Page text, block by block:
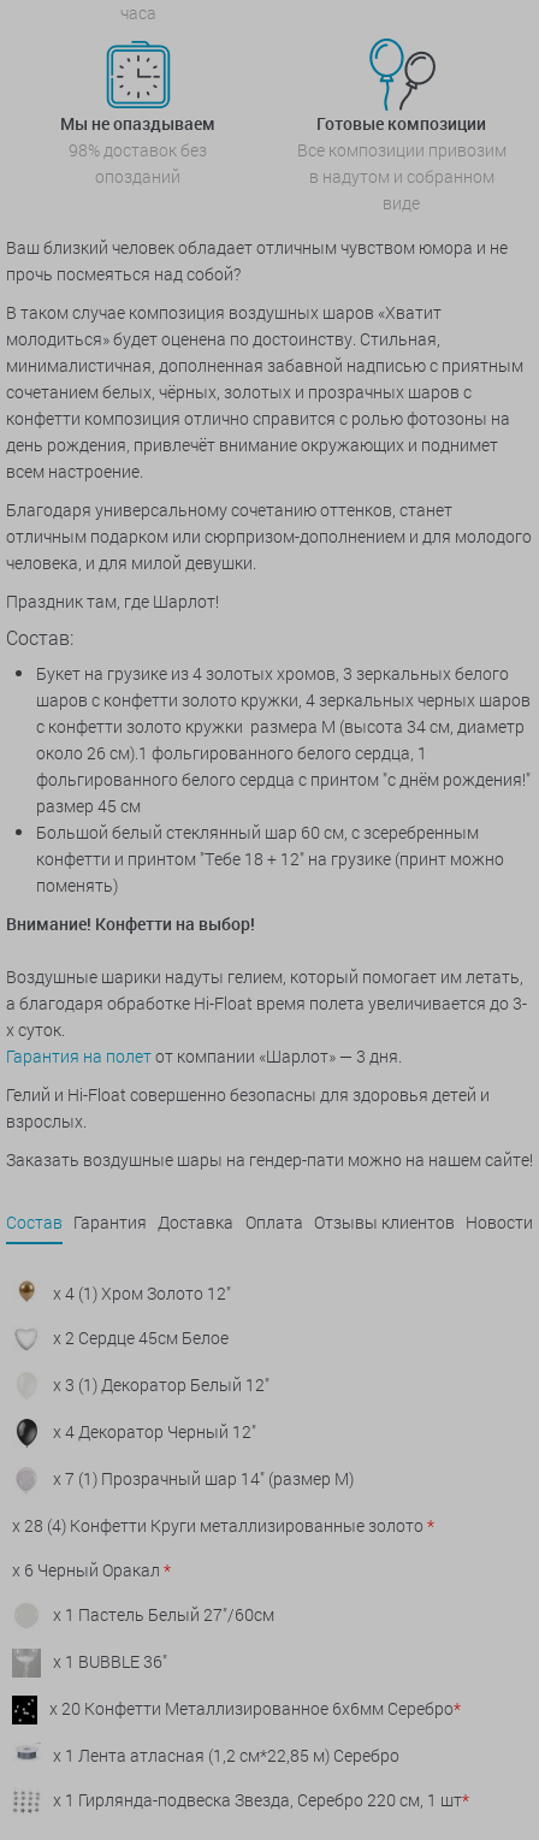
часа
Мы не опаздываем
98% доставок без
опозданий
Готовые композиции
Все композиции привозим
в надутом и собранном
виде
Ваш близкий человек обладает отличным чувством юмора и не
прочь посмеяться над собой?
В таком случае композиция воздушных шаров «Хватит
молодиться» будет оценена по достоинству. Стильная,
минималистичная, дополненная забавной надписью с приятным
сочетанием белых, чёрных, золотых и прозрачных шаров с
конфетти композиция отлично справится с ролью фотозоны на
день рождения, привлечёт внимание окружающих и поднимет
всем настроение.
Благодаря универсальному сочетанию оттенков, станет
отличным подарком или сюрпризом-дополнением и для молодого
человека, и для милой девушки.
Праздник там, где Шарлот!
Состав:
Букет на грузике из 4 золотых хромов, 3 зеркальных белого
шаров с конфетти золото кружки, 4 зеркальных черных шаров
с конфетти золото кружки размера M (высота 34 см, диаметр
около 26 см).1 фольгированного белого сердца, 1
фольгированного белого сердца с принтом "с днём рождения!"
размер 45 см
Большой белый стеклянный шар 60 см, с зсеребренным
конфетти и принтом "Тебе 18 + 12" на грузике (принт можно
поменять)
Внимание! Конфетти на выбор!
Воздушные шарики надуты гелием, который помогает им летать,
а благодаря обработке Hi-Float время полета увеличивается до 3-
х суток.
Гарантия на полетот компании «Шарлот» — 3 дня.
Гелий и Hi-Float совершенно безопасны для здоровья детей и
взрослых.
Заказать воздушные шары на гендер-пати можно на нашем сайте!
Состав Гарантия Доставка Оплата Отзывы клиентов Новости
x 4 (1) Хром Золото 12"
x 2 Сердце 45см Белое
x 3 (1) Декоратор Белый 12"
x 4 Декоратор Черный 12"
x 7 (1) Прозрачный шар 14" (размер М)
x 28 (4) Конфетти Круги металлизированные золото *
x 6 Черный Оракал *
x 1 Пастель Белый 27"/60см
x 1 BUBBLE 36"
x 20 Конфетти Металлизированное 6х6мм Серебро*
x 1 Лента атласная (1,2 см*22,85 м) Серебро
x 1 Гирлянда-подвеска Звезда, Серебро 220 см, 1 шт*